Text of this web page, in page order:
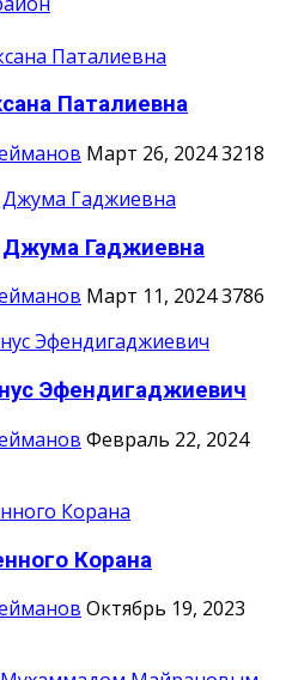
Паталиевна
Март 26, 20243218
Гаджиевна
Март 11, 20243786
Эфендигаджиевич
Февраль 22, 2024
Корана
Октябрь 19, 2023